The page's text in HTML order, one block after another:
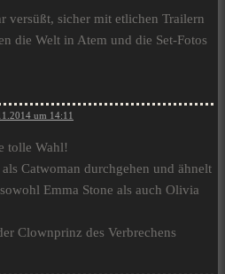
versüßt, sicher mit etlichen Trailern
die Welt in Atem und die Set-Fotos
um 14:11
tolle Wahl!
Catwoman durchgehen und ähnelt
Emma Stone als auch Olivia
Clownprinz des Verbrechens